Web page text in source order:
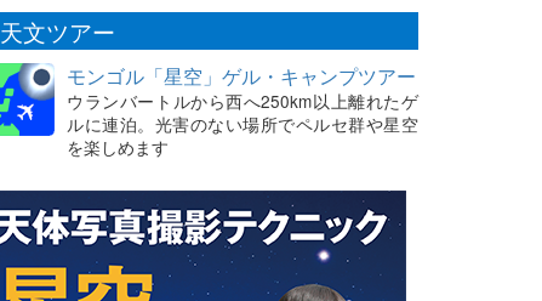
天文ツアー
モンゴル「星空」ゲル・キャンプツアー
ウランバートルから西へ250km以上離れたゲ
ルに連泊。光害のない場所でペルセ群や星空
を楽しめます